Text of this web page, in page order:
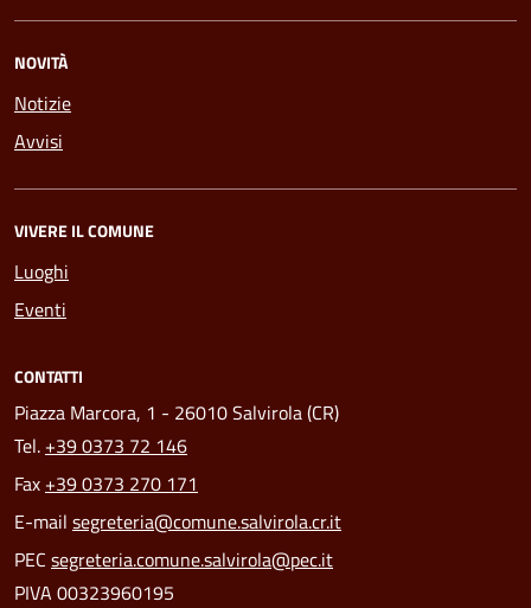
NOVITÀ
Notizie
Avvisi
VIVERE IL COMUNE
Luoghi
Eventi
CONTATTI
Piazza Marcora, 1 - 26010 Salvirola (CR)
Tel. +39 0373 72 146
Fax +39 0373 270 171
E-mail segreteria@comune.salvirola.cr.it
PEC segreteria.comune.salvirola@pec.it
PIVA 00323960195